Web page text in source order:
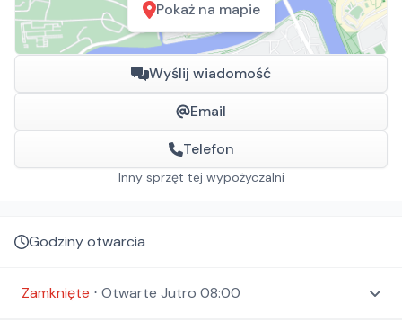
Pokaż na mapie
Wyślij wiadomość
Email
Telefon
Inny sprzęt tej wypożyczalni
Godziny otwarcia
Zamknięte ⋅ Otwarte Jutro 08:00